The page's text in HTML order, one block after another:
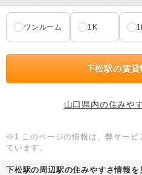
ワンルーム 1K
下松駅の賃
山口県内の住みや
※1 このページの情報は、弊サービ
ています。
下松駅の周辺駅の住みやすさ情報を